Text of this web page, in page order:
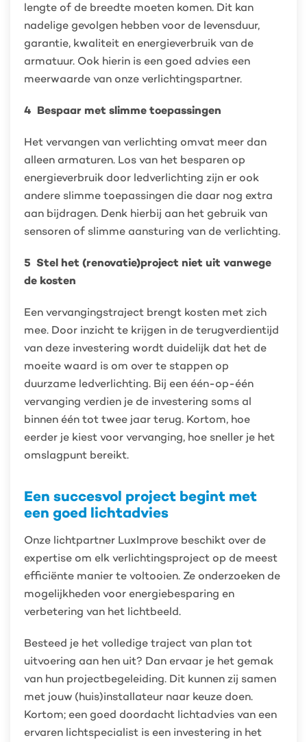
lengte of de breedte moeten komen. Dit kan
nadelige gevolgen hebben voor de levensduur,
garantie, kwaliteit en energieverbruik van de
armatuur. Ook hierin is een goed advies een
meerwaarde van onze verlichtingspartner.
4 Bespaar met slimme toepassingen
Het vervangen van verlichting omvat meer dan
alleen armaturen. Los van het besparen op
energieverbruik door ledverlichting zijn er ook
andere slimme toepassingen die daar nog extra
aan bijdragen. Denk hierbij aan het gebruik van
sensoren of slimme aansturing van de verlichting.
5 Stel het (renovatie)project niet uit vanwege
de kosten
Een vervangingstraject brengt kosten met zich
mee. Door inzicht te krijgen in de terugverdientijd
van deze investering wordt duidelijk dat het de
moeite waard is om over te stappen op
duurzame ledverlichting. Bij een één-op-één
vervanging verdien je de investering soms al
binnen één tot twee jaar terug. Kortom, hoe
eerder je kiest voor vervanging, hoe sneller je het
omslagpunt bereikt.
Een succesvol project begint met
een goed lichtadvies
Onze lichtpartner LuxImprove beschikt over de
expertise om elk verlichtingsproject op de meest
efficiënte manier te voltooien. Ze onderzoeken de
mogelijkheden voor energiebesparing en
verbetering van het lichtbeeld.
Besteed je het volledige traject van plan tot
uitvoering aan hen uit? Dan ervaar je het gemak
van hun projectbegeleiding. Dit kunnen zij samen
met jouw (huis)installateur naar keuze doen.
Kortom; een goed doordacht lichtadvies van een
ervaren lichtspecialist is een investering in het